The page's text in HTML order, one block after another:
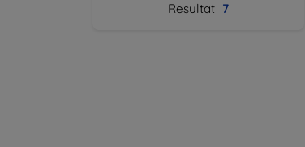
Resultat 7